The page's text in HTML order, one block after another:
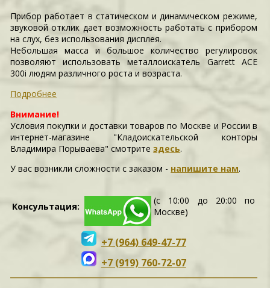
Прибор работает в статическом и динамическом режиме,
звуковой отклик дает возможность работать с прибором
на слух, без использования дисплея.
Небольшая масса и большое количество регулировок
позволяют использовать металлоискатель Garrett ACE
300i людям различного роста и возраста.
Подробнее
Внимание!
Условия покупки и доставки товаров по Москве и России в
интернет-магазине "Кладоискательской конторы
Владимира Порываева" смотритездесь.
У вас возникли сложности c заказом - напишите нам.
Консультация:
(с 10:00 до 20:00 по
Москве)
+7 (964) 649-47-77
+7 (919) 760-72-07